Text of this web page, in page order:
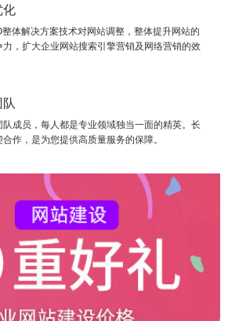
化
整体解决方案技术对网站调整，整体提升网站的
力，扩大企业网站搜索引擎营销及网络营销的效
队
队成员，每人都是专业领域独当一面的精英。长
作，是为您提供高质量服务的保障。